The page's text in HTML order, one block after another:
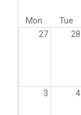
Mon Tue
27
28
3 4